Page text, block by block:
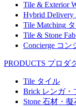
Tile & Exterior
Hybrid Delivery
Tile Matching
Tile & Stone
Concierge コン
PRODUCTS プロダ
Tile タイル
Brick レンガ・
Stone 石材・擬